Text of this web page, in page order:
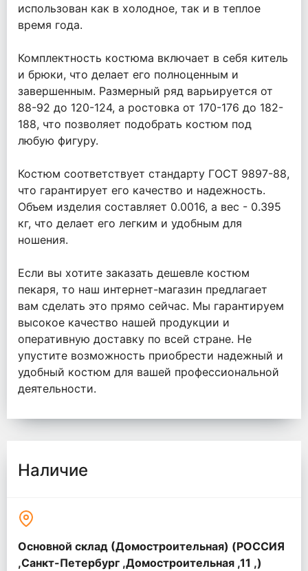
использован как в холодное, так и в теплое
время года.
Комплектность костюма включает в себя китель
и брюки, что делает его полноценным и
завершенным. Размерный ряд варьируется от
88-92 до 120-124, а ростовка от 170-176 до 182-
188, что позволяет подобрать костюм под
любую фигуру.
Костюм соответствует стандарту ГОСТ 9897-88,
что гарантирует его качество и надежность.
Объем изделия составляет 0.0016, а вес - 0.395
кг, что делает его легким и удобным для
ношения.
Если вы хотите заказать дешевле костюм
пекаря, то наш интернет-магазин предлагает
вам сделать это прямо сейчас. Мы гарантируем
высокое качество нашей продукции и
оперативную доставку по всей стране. Не
упустите возможность приобрести надежный и
удобный костюм для вашей профессиональной
деятельности.
Наличие
Основной склад (Домостроительная) (РОССИЯ
,Санкт-Петербург ,Домостроительная ,11 ,)